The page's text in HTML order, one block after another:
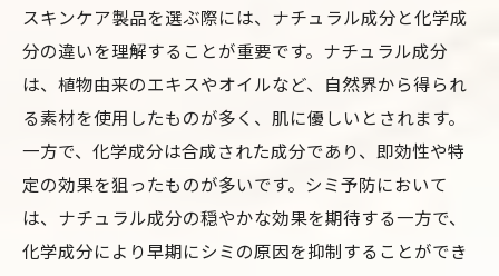
スキンケア製品を選ぶ際には、ナチュラル成分と化学成
分の違いを理解することが重要です。ナチュラル成分
は、植物由来のエキスやオイルなど、自然界から得られ
る素材を使用したものが多く、肌に優しいとされます。
一方で、化学成分は合成された成分であり、即効性や特
定の効果を狙ったものが多いです。シミ予防において
は、ナチュラル成分の穏やかな効果を期待する一方で、
化学成分により早期にシミの原因を抑制することができ